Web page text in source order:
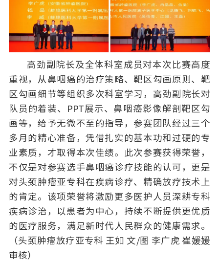
高劲副院长及全体科室成员对本次比赛高度
重视，从鼻咽癌的治疗策略、靶区勾画原则、靶
区勾画细节等组织多次科室学习，高劲副院长对
队员的着装、PPT展示、鼻咽癌影像解剖靶区勾
画等，给予无微不至的指导，参赛团队经过三个
多月的精心准备，凭借扎实的基本功和过硬的专
业素质，才取得本次佳绩。此次参赛获得荣誉，
不仅是对参赛选手鼻咽癌诊疗技能的认可，更是
对头颈肿瘤亚专科在疾病诊疗、精确放疗技术上
的肯定。该项荣誉将激励更多医护人员深耕专科
疾病诊治，以患者为中心，持续不断提供更优质
的医疗服务，满足新时代人民群众的健康需求。
（头颈肿瘤放疗亚专科 王如 文/图 李广虎 崔媛媛
审核）